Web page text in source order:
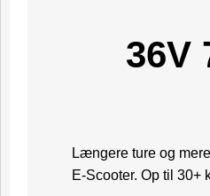
36V
Længere ture og
E-Scooter. Op til 30+